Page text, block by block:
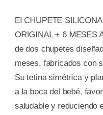
PACK
DOBLE
cantidad
El CHUPETE
ORIGINAL + 6 MESES
de dos chupetes
meses, fabricados con
Su tetina simétrica y
a la boca del bebé,
saludable y reduciendo